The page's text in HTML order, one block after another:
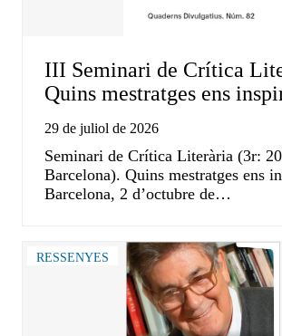
III Seminari de Crítica
Quins mestratges ens
29 de juliol de 2026
Seminari de Crítica Literària (3r:
Barcelona). Quins mestratges ens
Barcelona, 2 d’octubre de…
RESSENYES